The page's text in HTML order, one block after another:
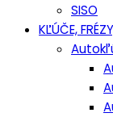
SISO
KĽÚČE,